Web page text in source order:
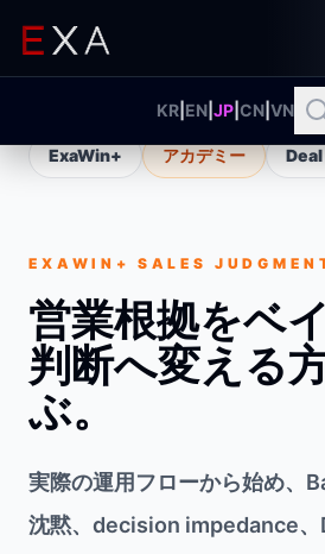
KR EN JP CN VN
ExaWin+ アカデミー
EXAWIN+ SALES
営業根拠をベ
判断へ変える
ぶ。
実際の運用フローから始め、
沈黙、decision impedance